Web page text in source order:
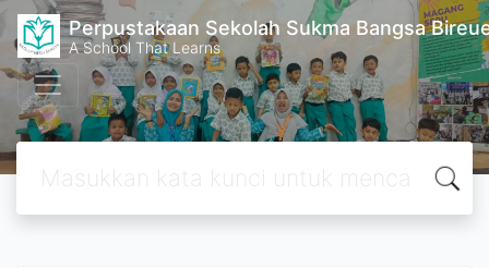
Perpustakaan Sekolah Sukma Bangsa
A School That Learns